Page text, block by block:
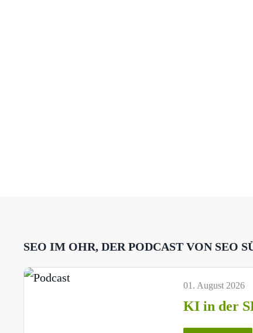
SEO IM OHR, DER PODCAST VON SEO
01. August 2026
KI in der